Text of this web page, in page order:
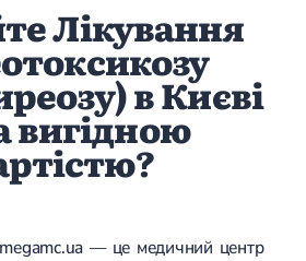
Лікування
в Києві
вигідною
— це медичний центр